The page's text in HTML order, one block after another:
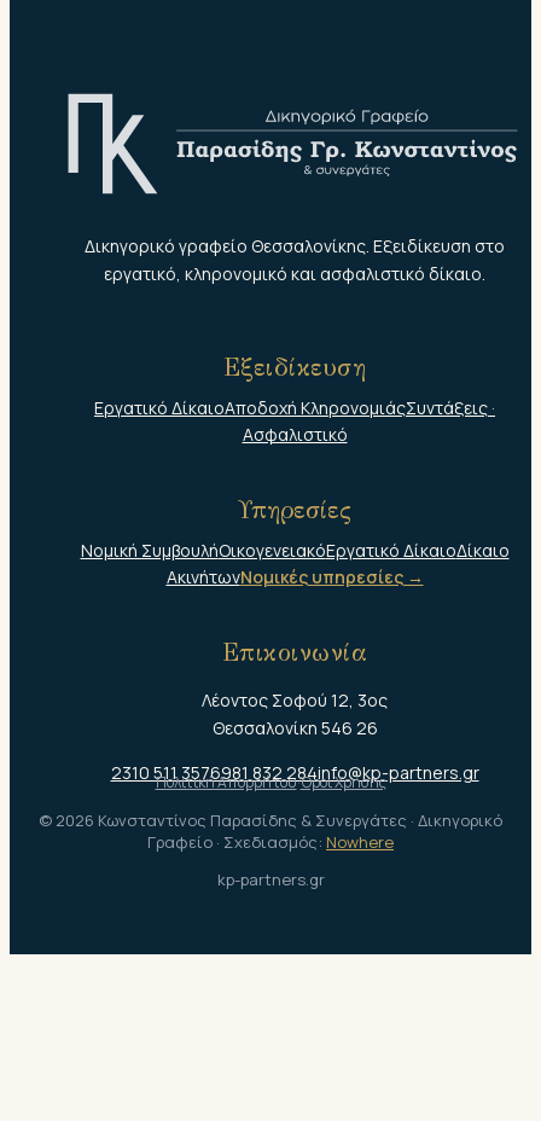
Δικηγορικό γραφείο Θεσσαλονίκης. Εξειδίκευση στο
εργατικό, κληρονομικό και ασφαλιστικό δίκαιο.
Εξειδίκευση
Εργατικό ΔίκαιοΑποδοχή ΚληρονομιάςΣυντάξεις ·
Ασφαλιστικό
Υπηρεσίες
Νομική ΣυμβουλήΟικογενειακόΕργατικό ΔίκαιοΔίκαιο
ΑκινήτωνΝομικές υπηρεσίες →
Επικοινωνία
Λέοντος Σοφού 12, 3ος
Θεσσαλονίκη 546 26
2310 511 3576981 832 284info@kp-partners.gr
Πολιτική Απορρήτου·Όροι Χρήσης
© 2026 Κωνσταντίνος Παρασίδης & Συνεργάτες · Δικηγορικό
Γραφείο · Σχεδιασμός: Nowhere
kp-partners.gr